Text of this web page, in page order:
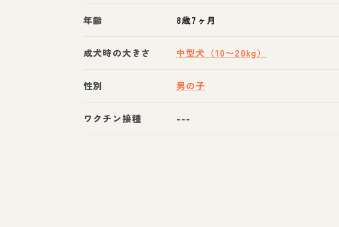
年齢 8歳7ヶ月
成犬時の大きさ 中型犬（10〜20kg）
性別 男の子
ワクチン接種 ---